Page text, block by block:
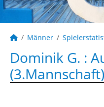
Männer
Dominik G. :
(3.Mannschaft)